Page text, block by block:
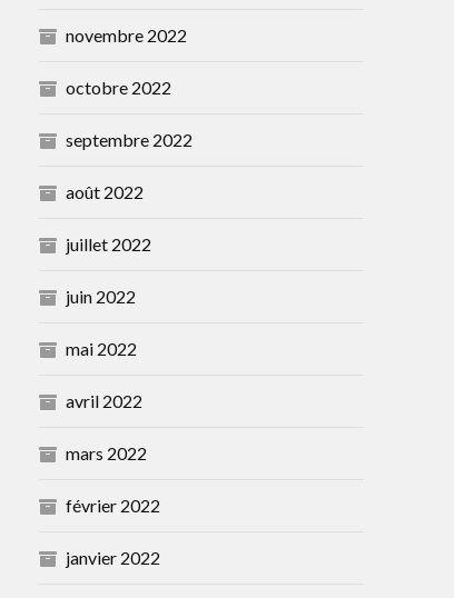
novembre 2022
octobre 2022
septembre 2022
août 2022
juillet 2022
juin 2022
mai 2022
avril 2022
mars 2022
février 2022
janvier 2022